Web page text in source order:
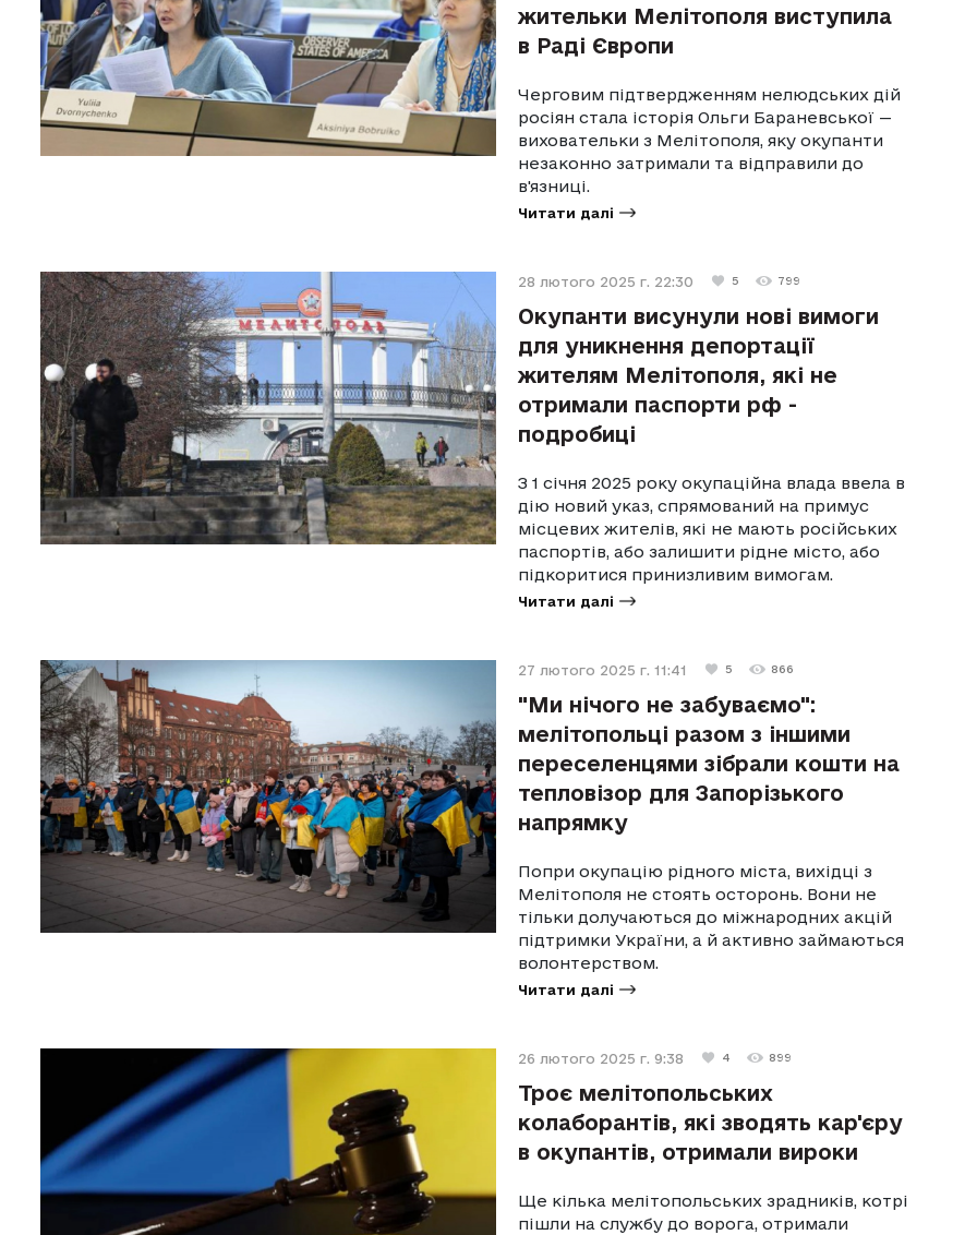
жительки Мелітополя виступила
в Раді Європи
Черговим підтвердженням нелюдських дій
росіян стала історія Ольги Бараневської —
виховательки з Мелітополя, яку окупанти
незаконно затримали та відправили до
в'язниці.
Читати далі
28 лютого 2025 г. 22:30 5 799
Окупанти висунули нові вимоги
для уникнення депортації
жителям Мелітополя, які не
отримали паспорти рф -
подробиці
З 1 січня 2025 року окупаційна влада ввела в
дію новий указ, спрямований на примус
місцевих жителів, які не мають російських
паспортів, або залишити рідне місто, або
підкоритися принизливим вимогам.
Читати далі
27 лютого 2025 г. 11:41 5 866
"Ми нічого не забуваємо":
мелітопольці разом з іншими
переселенцями зібрали кошти на
тепловізор для Запорізького
напрямку
Попри окупацію рідного міста, вихідці з
Мелітополя не стоять осторонь. Вони не
тільки долучаються до міжнародних акцій
підтримки України, а й активно займаються
волонтерством.
Читати далі
26 лютого 2025 г. 9:38 4 899
Троє мелітопольських
колаборантів, які зводять кар'єру
в окупантів, отримали вироки
Ще кілька мелітопольських зрадників, котрі
пішли на службу до ворога, отримали